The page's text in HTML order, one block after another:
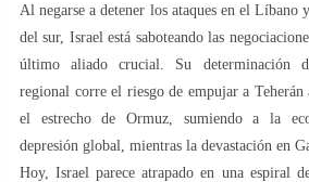
Al negarse a detener los ataques en el Líbano
del sur, Israel está saboteando las
último aliado crucial. Su determinación
regional corre el riesgo de empujar a Teherán
el estrecho de Ormuz, sumiendo a la
depresión global, mientras la devastación en
Hoy, Israel parece atrapado en una espiral